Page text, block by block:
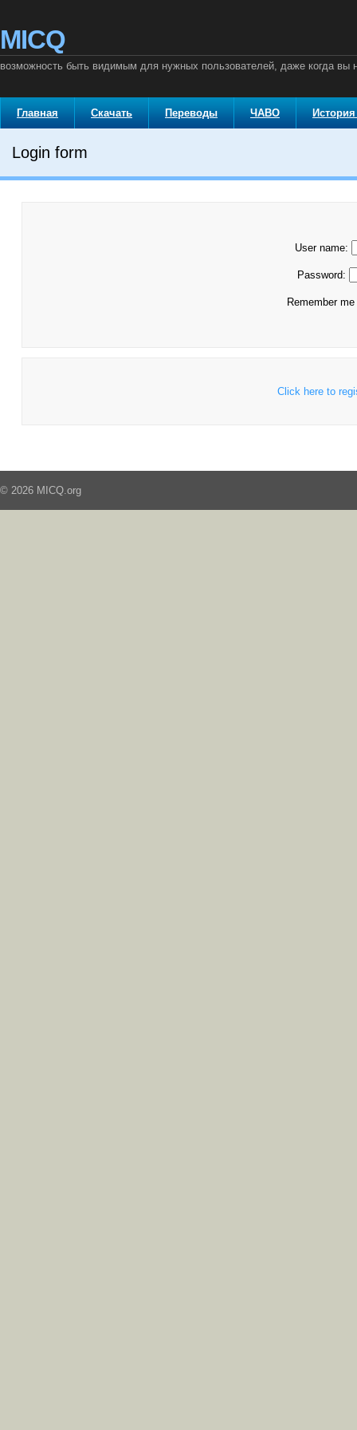
MICQ
возможность быть видимым для нужных пользователей, даже когда вы
Главная Скачать Переводы ЧАВО
Login form
User name:
Password:
Remember
Click here to
© 2026 MICQ.org